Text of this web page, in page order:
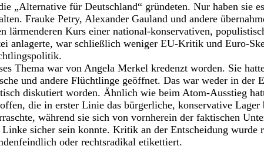
„Alternative für Deutschland“ gründeten. Nur haben sie
Frauke Petry, Alexander Gauland und andere
lärmenderen Kurs einer national-konservativen,
anlagerte, war schließlich weniger EU-Kritik und Euro-
Thema war von Angela Merkel kredenzt worden. Sie
und andere Flüchtlinge geöffnet. Das war weder in der
diskutiert worden. Ähnlich wie beim Atom-Ausstieg
die in erster Linie das bürgerliche, konservative Lager
während sie sich von vornherein der faktischen
Linke sicher sein konnte. Kritik an der Entscheidung wurde
oder rechtsradikal etikettiert.